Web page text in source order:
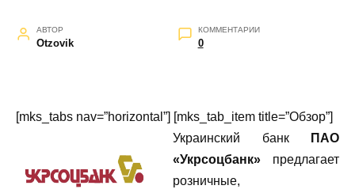
АВТОР
Otzovik
КОММЕНТАРИИ
0
[mks_tabs nav=”horizontal”] [mks_tab_item title=”Обзор”]
Украинский банк
ПАО
«Укрсоцбанк» предлагает
розничные,